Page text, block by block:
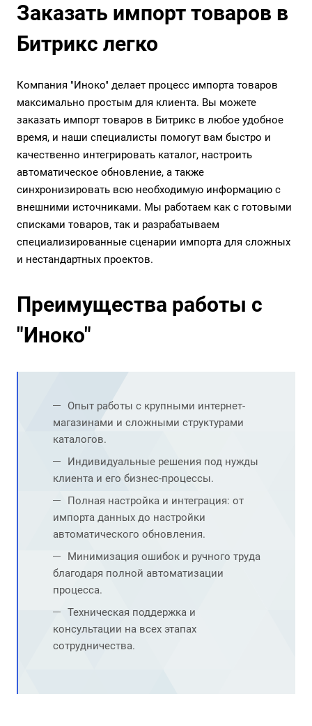
Заказать импорт товаров в
Битрикс легко
Компания "Иноко" делает процесс импорта товаров
максимально простым для клиента. Вы можете
заказать импорт товаров в Битрикс в любое удобное
время, и наши специалисты помогут вам быстро и
качественно интегрировать каталог, настроить
автоматическое обновление, а также
синхронизировать всю необходимую информацию с
внешними источниками. Мы работаем как с готовыми
списками товаров, так и разрабатываем
специализированные сценарии импорта для сложных
и нестандартных проектов.
Преимущества работы с
"Иноко"
Опыт работы с крупными интернет-
магазинами и сложными структурами
каталогов.
Индивидуальные решения под нужды
клиента и его бизнес-процессы.
Полная настройка и интеграция: от
импорта данных до настройки
автоматического обновления.
Минимизация ошибок и ручного труда
благодаря полной автоматизации
процесса.
Техническая поддержка и
консультации на всех этапах
сотрудничества.